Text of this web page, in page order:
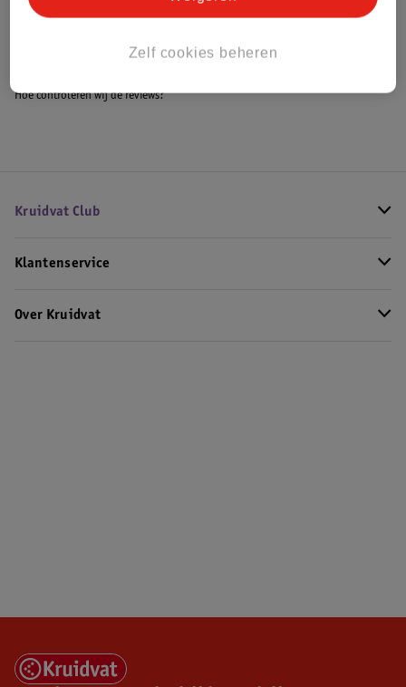
Bekijk ook
LEGO Creator Alle LEGO Creator
Hoe controleren wij de reviews?
Kruidvat Club
Klantenservice
Over Kruidvat
Zelf cookies beheren